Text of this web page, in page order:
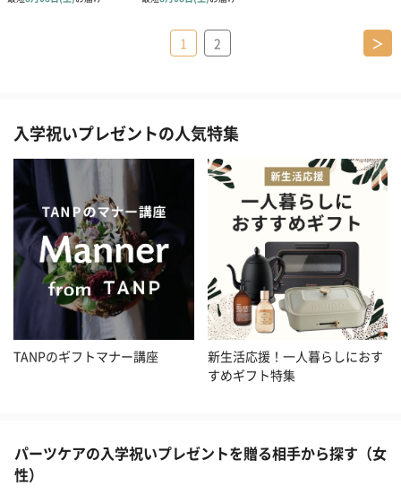
1 2 ＞
入学祝いプレゼントの人気特集
TANPのギフトマナー講座
新生活応援！一人暮らしにおす
すめギフト特集
パーツケアの入学祝いプレゼントを贈る相手から探す（女
性）